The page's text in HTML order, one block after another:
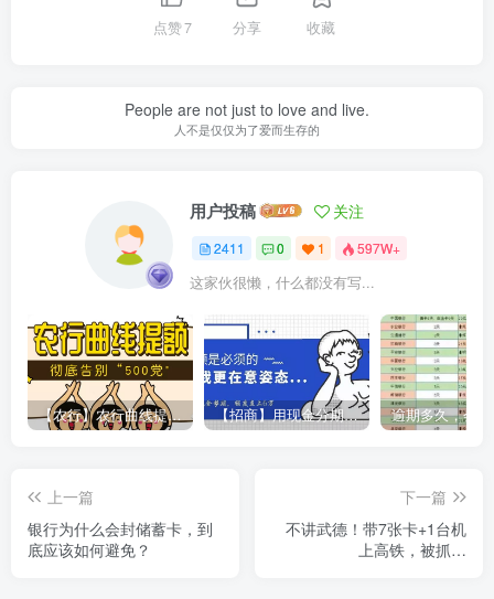
点赞7 分享 收藏
People are not just to love and live.
人不是仅仅为了爱而生存的
用户投稿 关注
2411 0 1 597W+
这家伙很懒，什么都没有写...
【农行】农行曲线提额，彻底告别“500党” 【招商】用现金分期提额，额度直上6万
上一篇
银行为什么会封储蓄卡，到
底应该如何避免？
下一篇
不讲武德！带7张卡+1台机
上高铁，被抓…